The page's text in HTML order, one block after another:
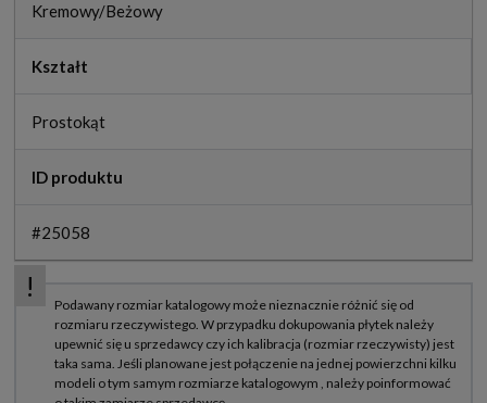
Kremowy/Beżowy
Kształt
Prostokąt
ID produktu
#25058